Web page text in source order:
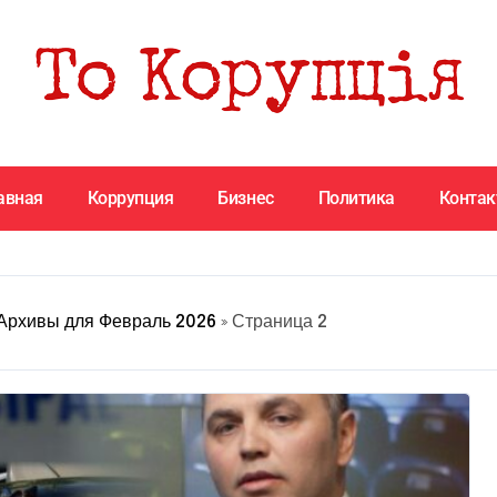
Коррупция Бизнес Политика
для Февраль 2026 »Страница 2